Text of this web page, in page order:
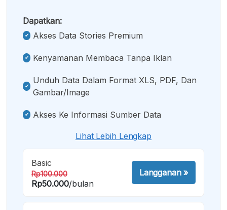
Dapatkan:
Akses Data Stories Premium
Kenyamanan Membaca Tanpa Iklan
Unduh Data Dalam Format XLS, PDF, Dan
Gambar/image
Akses Ke Informasi Sumber Data
Lihat Lebih Lengkap
Basic
Rp100.000
Rp50.000/bulan
Langganan»